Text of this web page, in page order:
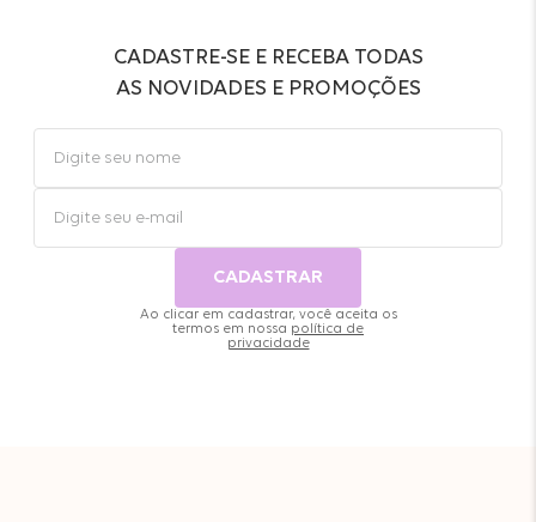
CADASTRE-SE E RECEBA TODAS
AS NOVIDADES E PROMOÇÕES
CADASTRAR
Ao clicar em cadastrar, você aceita os
termos em nossa política de
privacidade